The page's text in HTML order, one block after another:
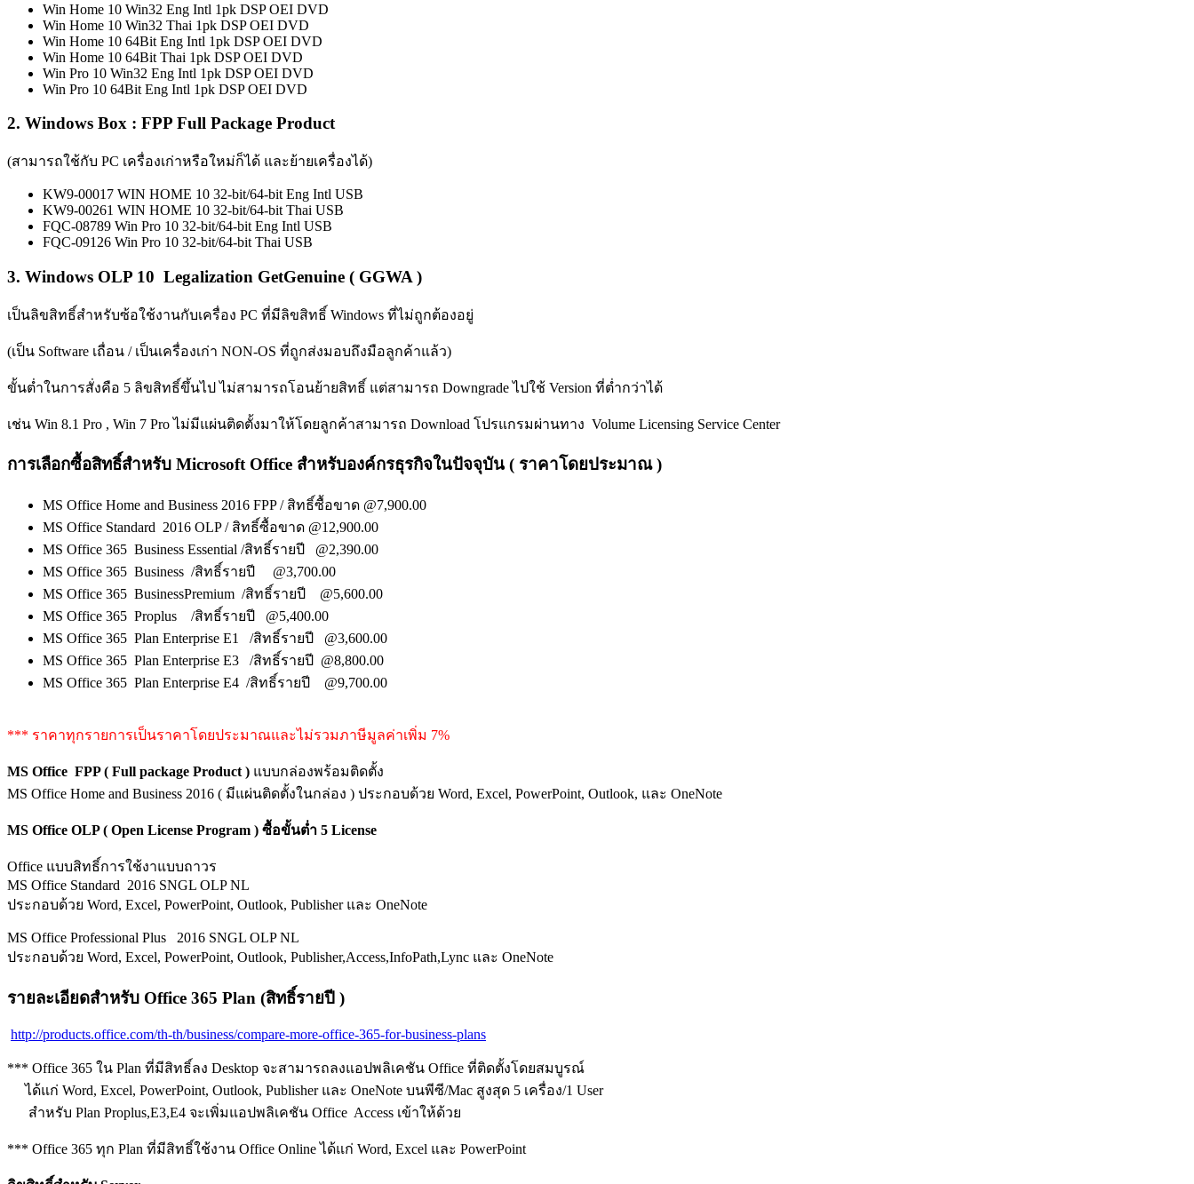
Win Home 10 Win32 Eng Intl 1pk DSP OEI DVD
Win Home 10 Win32 Thai 1pk DSP OEI DVD
Win Home 10 64Bit Eng Intl 1pk DSP OEI DVD
Win Home 10 64Bit Thai 1pk DSP OEI DVD
Win Pro 10 Win32 Eng Intl 1pk DSP OEI DVD
Win Pro 10 64Bit Eng Intl 1pk DSP OEI DVD
2. Windows Box : FPP Full Package Product
(สามารถใช้กับ PC เครื่องเก่าหรือใหม่ก็ได้ และย้ายเครื่องได้)
KW9-00017 WIN HOME 10 32-bit/64-bit Eng Intl USB
KW9-00261 WIN HOME 10 32-bit/64-bit Thai USB
FQC-08789 Win Pro 10 32-bit/64-bit Eng Intl USB
FQC-09126 Win Pro 10 32-bit/64-bit Thai USB
3. Windows OLP 10 Legalization GetGenuine ( GGWA )
เป็นลิขสิทธิ์สำหรับซ้อใช้งานกับเครื่อง PC ที่มีลิขสิทธิ์ Windows ที่ไม่ถูกต้องอยู่
(เป็น Software เถื่อน / เป็นเครื่องเก่า NON-OS ที่ถูกส่งมอบถึงมือลูกค้าแล้ว)
ขั้นต่ำในการสั่งคือ 5 ลิขสิทธิ์ขึ้นไป ไม่สามารถโอนย้ายสิทธิ์ แต่สามารถ Downgrade ไปใช้ Version ที่ต่ำกว่าได้
เช่น Win 8.1 Pro , Win 7 Pro ไม่มีแผ่นติดตั้งมาให้โดยลูกค้าสามารถ Download โปรแกรมผ่านทาง Volume Licensing Service Center
การเลือกซื้อสิทธิ์สำหรับ Microsoft Office สำหรับองค์กรธุรกิจในปัจจุบัน ( ราคาโดยประมาณ )
MS Office Home and Business 2016 FPP / สิทธิ์ซื้อขาด @7,900.00
MS Office Standard 2016 OLP / สิทธิ์ซื้อขาด @12,900.00
MS Office 365 Business Essential /สิทธิ์รายปี @2,390.00
MS Office 365 Business /สิทธิ์รายปี @3,700.00
MS Office 365 BusinessPremium /สิทธิ์รายปี @5,600.00
MS Office 365 Proplus /สิทธิ์รายปี @5,400.00
MS Office 365 Plan Enterprise E1 /สิทธิ์รายปี @3,600.00
MS Office 365 Plan Enterprise E3 /สิทธิ์รายปี @8,800.00
MS Office 365 Plan Enterprise E4 /สิทธิ์รายปี @9,700.00
*** ราคาทุกรายการเป็นราคาโดยประมาณและไม่รวมภาษีมูลค่าเพิ่ม 7%
MS Office FPP ( Full package Product ) แบบกล่องพร้อมติดตั้ง
MS Office Home and Business 2016 ( มีแผ่นติดตั้งในกล่อง ) ประกอบด้วย Word, Excel, PowerPoint, Outlook, และ OneNote
MS Office OLP ( Open License Program ) ซื้อขั้นต่ำ 5 License
Office แบบสิทธิ์การใช้งาแบบถาวร
MS Office Standard 2016 SNGL OLP NL
ประกอบด้วย Word, Excel, PowerPoint, Outlook, Publisher และ OneNote
MS Office Professional Plus 2016 SNGL OLP NL
ประกอบด้วย Word, Excel, PowerPoint, Outlook, Publisher,Access,InfoPath,Lync และ OneNote
รายละเอียดสำหรับ Office 365 Plan (สิทธิ์รายปี )
http://products.office.com/th-th/business/compare-more-office-365-for-business-plans
*** Office 365 ใน Plan ที่มีสิทธิ์ลง Desktop จะสามารถลงแอปพลิเคชัน Office ที่ติดตั้งโดยสมบูรณ์
ได้แก่ Word, Excel, PowerPoint, Outlook, Publisher และ OneNote บนพีซี/Mac สูงสุด 5 เครื่อง/1 User
สำหรับ Plan Proplus,E3,E4 จะเพิ่มแอปพลิเคชัน Office Access เข้าให้ด้วย
*** Office 365 ทุก Plan ที่มีสิทธิ์ใช้งาน Office Online ได้แก่ Word, Excel และ PowerPoint